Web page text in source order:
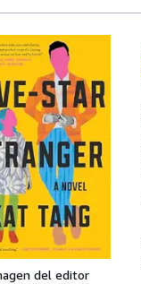
del editor